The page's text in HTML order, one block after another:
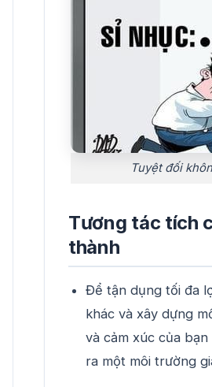
Tuyệt đối
Tương tác tích
thành
Để tận dụng tối đa
khác và xây dựng
và cảm xúc của
ra một môi trường